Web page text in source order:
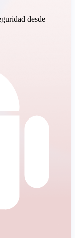
desde